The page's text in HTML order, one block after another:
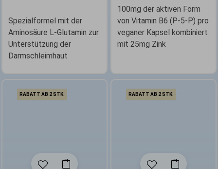
Spezialformel mit der
Aminosäure L-Glutamin zur
Unterstützung der
Darmschleimhaut
100mg der aktiven Form
von Vitamin B6 (P-5-P) pro
veganer Kapsel kombiniert
mit 25mg Zink
RABATT AB 2 STK. RABATT AB 2 STK.